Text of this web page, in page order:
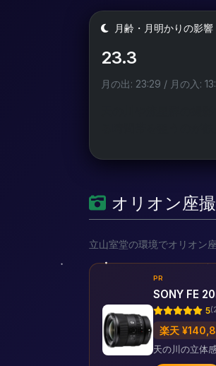
月齢・月明かりの影響
23.3
月の出: 23:29 / 月の入:
オリオン座
立山室堂の環境でオリオン
PR
SONY FE
5
楽天
天の川の立体